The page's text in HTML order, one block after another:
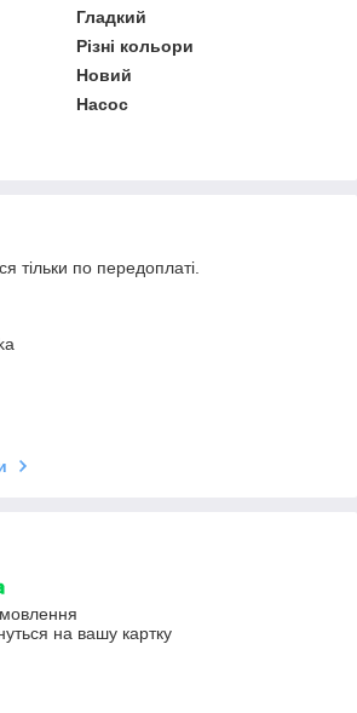
Гладкий
Різні кольори
Новий
Насос
тільки по передоплаті.
на вашу картку